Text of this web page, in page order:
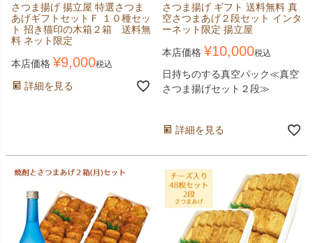
さつま揚げ 揚立屋 特選さつま
あげギフトセットＦ １０種セッ
ト 招き猫印の木箱２箱 送料無
料 ネット限定
本店価格 ¥9,000税込
詳細を見る
さつま揚げ ギフト 送料無料 真
空さつまあげ２段セット インタ
ーネット限定 揚立屋
本店価格 ¥10,000税込
日持ちのする真空パック≪真空
さつま揚げセット２段≫
詳細を見る